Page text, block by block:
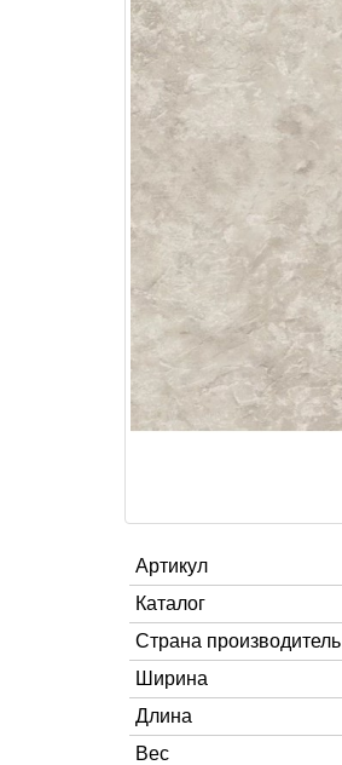
Артикул
Каталог
Страна производитель
Ширина
Длина
Вес